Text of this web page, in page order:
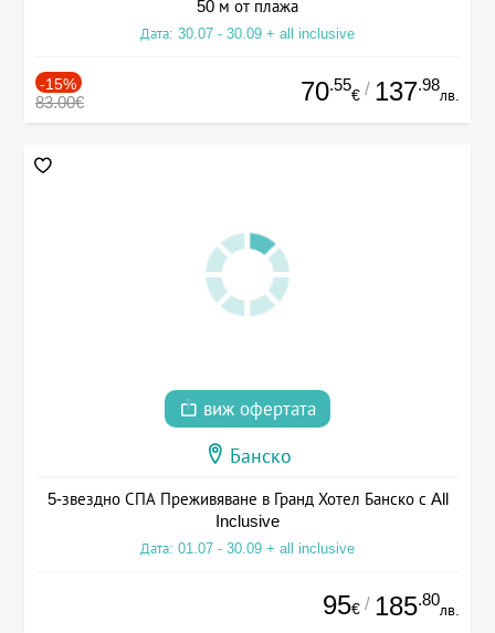
50 м от плажа
Дата: 30.07 - 30.09 + all inclusive
-15%
83.00€ 70.55
€ / 137.98
лв.
виж офертата
Банско
5-звездно СПА Преживяване в Гранд Хотел Банско с All
Inclusive
Дата: 01.07 - 30.09 + all inclusive
95€ / 185.80
лв.